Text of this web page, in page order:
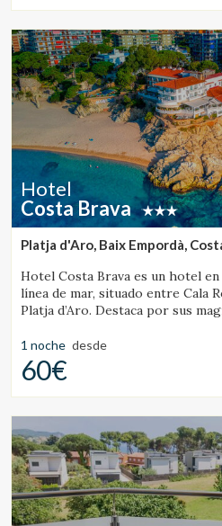
Hotel
Costa Brava
Platja d'Aro, Baix Empordà,
Hotel Costa Brava es un hotel
línea de mar, situado entre Cala
Platja d’Aro. Destaca por sus
1 noche desde
60€
Guardar configuración